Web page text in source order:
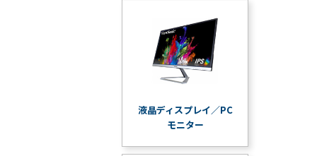
液晶ディスプレイ／PC
モニター